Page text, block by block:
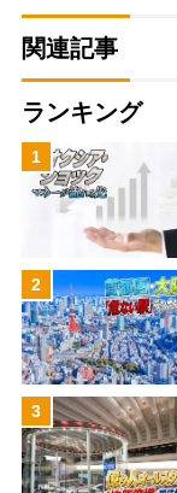
関連記事
ランキング
1
2
3